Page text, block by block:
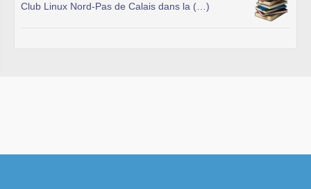
Club Linux Nord-Pas de Calais dans la (…)